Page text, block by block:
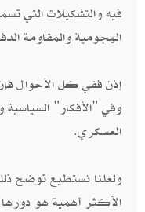
فيه والتشكيلات التي
الهجومية والمقاومة
إذن ففي كل الأحوال
وفي "الأفكار" السياسية
العسكري.
ولعلنا نستطيع توضح
الأكثر أهمية هو